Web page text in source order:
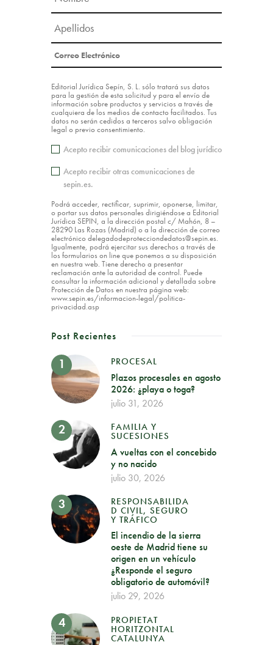
Editorial Jurídica Sepín, S. L. sólo tratará sus datos
para la gestión de esta solicitud y para el envío de
información sobre productos y servicios a través de
cualquiera de los medios de contacto facilitados. Tus
datos no serán cedidos a terceros salvo obligación
legal o previo consentimiento.
Acepto recibir comunicaciones del blog jurídico
Acepto recibir otras comunicaciones de
sepin.es.
Podrá acceder, rectificar, suprimir, oponerse, limitar,
o portar sus datos personales dirigiéndose a Editorial
Jurídica SEPIN, a la dirección postal c/ Mahón, 8 –
28290 Las Rozas (Madrid) o a la dirección de correo
electrónico delegadodeprotecciondedatos@sepin.es.
Igualmente, podrá ejercitar sus derechos a través de
los formularios on line que ponemos a su disposición
en nuestra web. Tiene derecho a presentar
reclamación ante la autoridad de control. Puede
consultar la información adicional y detallada sobre
Protección de Datos en nuestra página web:
www.sepin.es/informacion-legal/politica-
privacidad.asp
Post Recientes
PROCESAL
Plazos procesales en agosto
2026: ¿playa o toga?
julio 31, 2026
FAMILIA Y
SUCESIONES
A vueltas con el concebido
y no nacido
julio 30, 2026
RESPONSABILIDA
D CIVIL, SEGURO
Y TRÁFICO
El incendio de la sierra
oeste de Madrid tiene su
origen en un vehículo
¿Responde el seguro
obligatorio de automóvil?
julio 29, 2026
PROPIETAT
HORITZONTAL
CATALUNYA